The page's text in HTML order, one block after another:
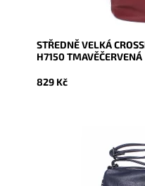
STŘEDNĚ VELKÁ
H7150 TMAVĚČERVENÁ
829 Kč
Jednoduchost,
dostatečná velikost,